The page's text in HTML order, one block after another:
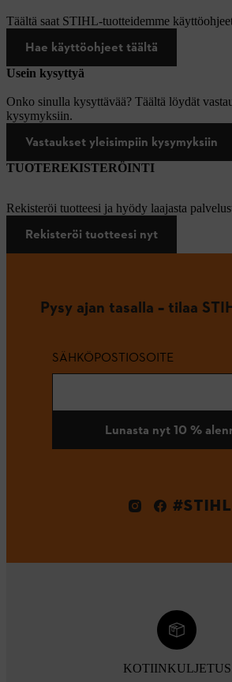
Täältä saat STIHL-tuotteidemme
Hae käyttöohjeet täältä
Usein kysyttyä
Onko sinulla kysyttävää? Täältä löydät
kysymyksiin.
Vastaukset yleisimpiin kysymyksiin
TUOTEREKISTERÖINTI
Rekisteröi tuotteesi ja hyödy laajasta
Rekisteröi tuotteesi nyt
Pysy ajan tasalla – tilaa
SÄHKÖPOSTIOSOITE
Lunasta nyt 10 %
#STIHL
KOTIINKULJETUS